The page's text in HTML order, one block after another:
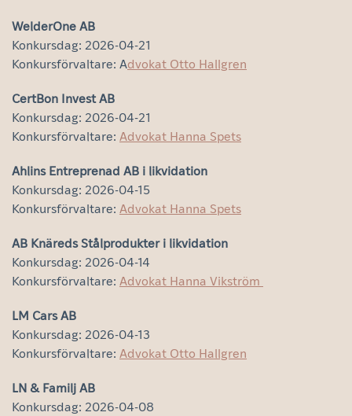
WelderOne AB
Konkursdag: 2026-04-21
Konkursförvaltare: Advokat Otto Hallgren
CertBon Invest AB
Konkursdag: 2026-04-21
Konkursförvaltare: Advokat Hanna Spets
Ahlins Entreprenad AB i likvidation
Konkursdag: 2026-04-15
Konkursförvaltare: Advokat Hanna Spets
AB Knäreds Stålprodukter i likvidation
Konkursdag: 2026-04-14
Konkursförvaltare: Advokat Hanna Vikström
LM Cars AB
Konkursdag: 2026-04-13
Konkursförvaltare: Advokat Otto Hallgren
LN & Familj AB
Konkursdag: 2026-04-08